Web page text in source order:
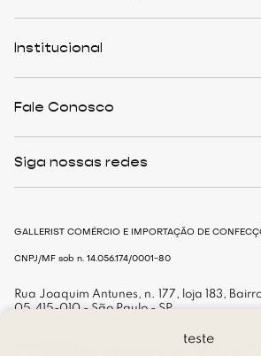
teste
Formas de Pagamento
Cashback
Institucional
The Outlist
Nossas Lojas
Trabalhe Conosco
Fale Conosco
shop@gallerist.com.br
Siga nossas redes
GALLERIST COMÉRCIO E IMPORTAÇÃO DE
CNPJ/MF sob n. 14.056.174/0001-80
Rua Joaquim Antunes, n. 177, loja 183,
05.415-010 - São Paulo - SP